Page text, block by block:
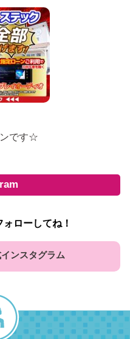
です☆
ローしてね！
ンスタグラム